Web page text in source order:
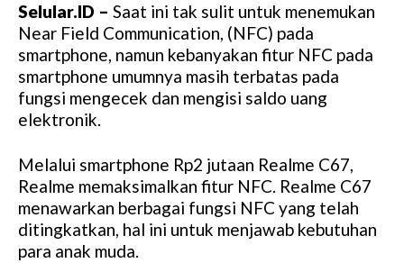
Selular.ID – Saat ini tak sulit untuk menemukan
Near Field Communication, (NFC) pada
smartphone, namun kebanyakan fitur NFC pada
smartphone umumnya masih terbatas pada
fungsi mengecek dan mengisi saldo uang
elektronik.
Melalui smartphone Rp2 jutaan Realme C67,
Realme memaksimalkan fitur NFC. Realme C67
menawarkan berbagai fungsi NFC yang telah
ditingkatkan, hal ini untuk menjawab kebutuhan
para anak muda.